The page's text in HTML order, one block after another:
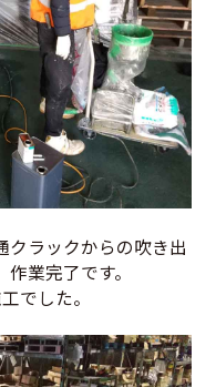
クラックからの吹き出
業完了です。
でした。